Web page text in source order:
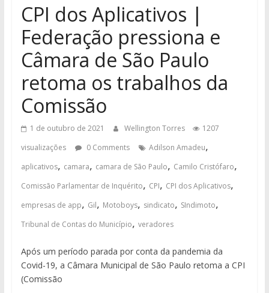
CPI dos Aplicativos |
Federação pressiona e
Câmara de São Paulo
retoma os trabalhos da
Comissão
1 de outubro de 2021 Wellington Torres
1207
visualizações
0 Comments Adilson Amadeu,
aplicativos, camara, camara de São Paulo, Camilo Cristófaro,
Comissão Parlamentar de Inquérito, CPI, CPI dos Aplicativos,
empresas de app, Gil, Motoboys, sindicato, SIndimoto,
Tribunal de Contas do Município, veradores
Após um período parada por conta da pandemia da
Covid-19, a Câmara Municipal de São Paulo retoma a CPI
(Comissão